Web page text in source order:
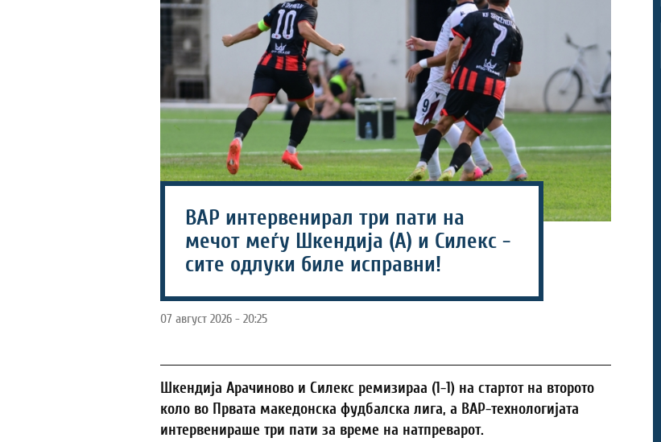
ВАР интервенирал три пати на
мечот меѓу Шкендија (А) и Силекс -
сите одлуки биле исправни!
07 август 2026 - 20:25
Шкендија Арачиново и Силекс ремизираа (1-1) на стартот на второто
коло во Првата македонска фудбалска лига, а ВАР-технологијата
интервенираше три пати за време на натпреварот.